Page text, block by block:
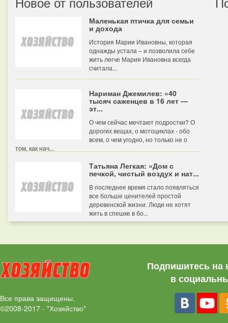
Маленькая птичка для семьи
и дохода
История Марии Ивановны, которая
однажды устала – и позволила себе
жить легче Мария Ивановна всегда
считала...
Нариман Джемилев: «40
тысяч саженцев в 16 лет —
эт...
О чем сейчас мечтают подростки? О
дорогих вещах, о мотоциклах - обо
всем, о чем угодно, но только не о
том, как нач...
Татьяна Легкая: «Дом с
печкой, чистый воздух и нат...
В последнее время стало появляться
все больше ценителей простой
деревенской жизни. Люди не хотят
жить в спешке в бо...
Все права защищены.
©2008-2017 - "Хозяйство"
Подпишитесь на
в